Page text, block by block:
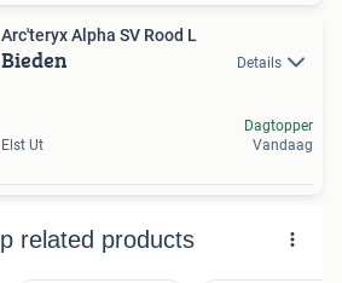
Arc'teryx Alpha SV Rood L
Bieden Details
Elst Ut
Dagtopper
Vandaag